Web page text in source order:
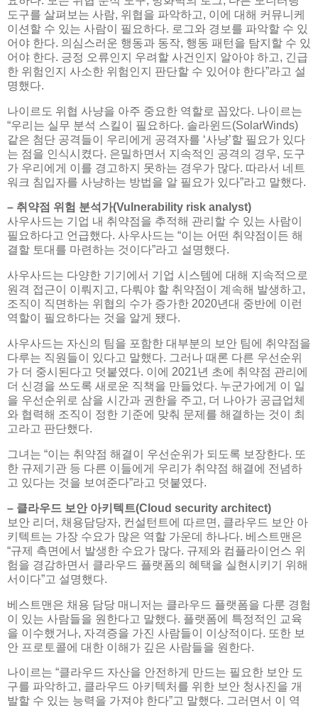
도구를 살펴보는 사람, 위협을 파악하고, 이에 대해 커뮤니케
이션할 수 있는 사람이 필요하다. 로그와 경보를 파악할 수 있
어야 한다. 의심스러운 행동과 동작, 행동 패턴을 탐지할 수 있
어야 한다. 긍정 오류인지 우려할 사건인지 알아야 하고, 긴급
한 위험인지 사소한 위험인지 판단할 수 있어야 한다”라고 설
명했다.
나이르도 위협 사냥을 아주 중요한 역할로 꼽았다. 나이르는
“우리는 실무 분석 스킬이 필요하다. 솔라윈드(SolarWinds)
같은 첨단 공격들이 우리에게 공격자를 ‘사냥’할 필요가 있다
는 점을 인식시켰다. 은밀하면서 지속적인 공격의 경우, 도구
가 우리에게 이를 경고하지 못하는 경우가 많다. 따라서 네트
워크 침입자를 사냥하는 방법을 알 필요가 있다”라고 말했다.
– 취약점 위험 분석가(Vulnerability risk analyst)
사우사드는 기업 내 취약점을 추적해 관리할 수 있는 사람이
필요하다고 언급했다. 사우사드는 “이는 어떤 취약점이든 해
결할 토대를 마련하는 것이다”라고 설명했다.
사우사드는 다양한 기기에서 기업 시스템에 대해 지속적으로
원격 접근이 이뤄지고, 다뤄야 할 취약점이 계속해 발생하고,
조직이 직면하는 위협의 수가 증가한 2020년대 중반에 이런
역할이 필요하다는 것을 알게 됐다.
사우사드는 자신의 팀을 포함한 대부분의 보안 팀에 취약점을
다루는 직원들이 있다고 말했다. 그러나 때론 다른 우선순위
가 더 중시된다고 덧붙였다. 이에 2021년 초에 취약점 관리에
더 신경을 쓰도록 새로운 직책을 만들었다. 누군가에게 이 일
을 우선순위로 삼을 시간과 권한을 주고, 더 나아가 공급업체
와 협력해 조직이 정한 기준에 맞춰 문제를 해결하는 것이 최
고라고 판단했다.
그녀는 “이는 취약점 해결이 우선순위가 되도록 보장한다. 또
한 규제기관 등 다른 이들에게 우리가 취약점 해결에 전념하
고 있다는 것을 보여준다”라고 덧붙였다.
– 클라우드 보안 아키텍트(Cloud security architect)
보안 리더, 채용담당자, 컨설턴트에 따르면, 클라우드 보안 아
키텍트는 가장 수요가 많은 역할 가운데 하나다. 베스트맨은
“규제 측면에서 발생한 수요가 많다. 규제와 컴플라이언스 위
험을 경감하면서 클라우드 플랫폼의 혜택을 실현시키기 위해
서이다”고 설명했다.
베스트맨은 채용 담당 매니저는 클라우드 플랫폼을 다룬 경험
이 있는 사람들을 원한다고 말했다. 플랫폼에 특정적인 교육
을 이수했거나, 자격증을 가진 사람들이 이상적이다. 또한 보
안 프로토콜에 대한 이해가 깊은 사람들을 원한다.
나이르는 “클라우드 자산을 안전하게 만드는 필요한 보안 도
구를 파악하고, 클라우드 아키텍처를 위한 보안 청사진을 개
발할 수 있는 능력을 가져야 한다”고 말했다. 그러면서 이 역